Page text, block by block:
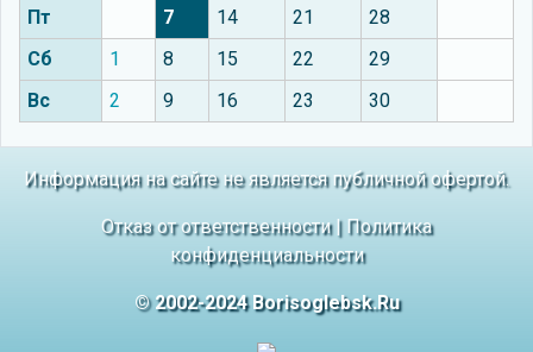
Пт
7 14 21
28
Сб
1 8 15 22
29
Вс
2 9 16 23 30
Информация на сайте не является публичной офертой.
Отказ от ответственности| Политика
конфиденциальности
© 2002-2024 Borisoglebsk.Ru